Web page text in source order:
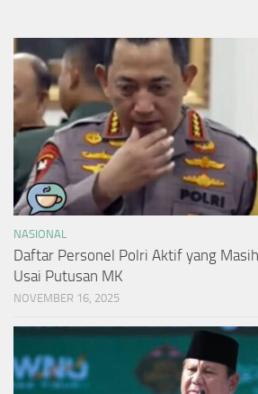
NASIONAL
Daftar Personel Polri Aktif yang
Usai Putusan MK
NOVEMBER 16, 2025